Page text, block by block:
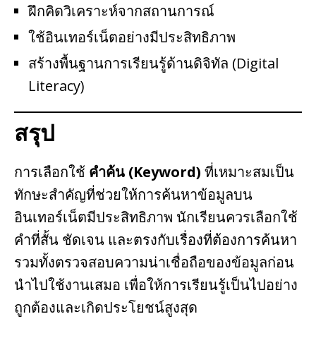
ฝึกคิดวิเคราะห์จากสถานการณ์
ใช้อินเทอร์เน็ตอย่างมีประสิทธิภาพ
สร้างพื้นฐานการเรียนรู้ด้านดิจิทัล (Digital
Literacy)
สรุป
การเลือกใช้ คำค้น (Keyword) ที่เหมาะสมเป็น
ทักษะสำคัญที่ช่วยให้การค้นหาข้อมูลบน
อินเทอร์เน็ตมีประสิทธิภาพ นักเรียนควรเลือกใช้
คำที่สั้น ชัดเจน และตรงกับเรื่องที่ต้องการค้นหา
รวมทั้งตรวจสอบความน่าเชื่อถือของข้อมูลก่อน
นำไปใช้งานเสมอ เพื่อให้การเรียนรู้เป็นไปอย่าง
ถูกต้องและเกิดประโยชน์สูงสุด